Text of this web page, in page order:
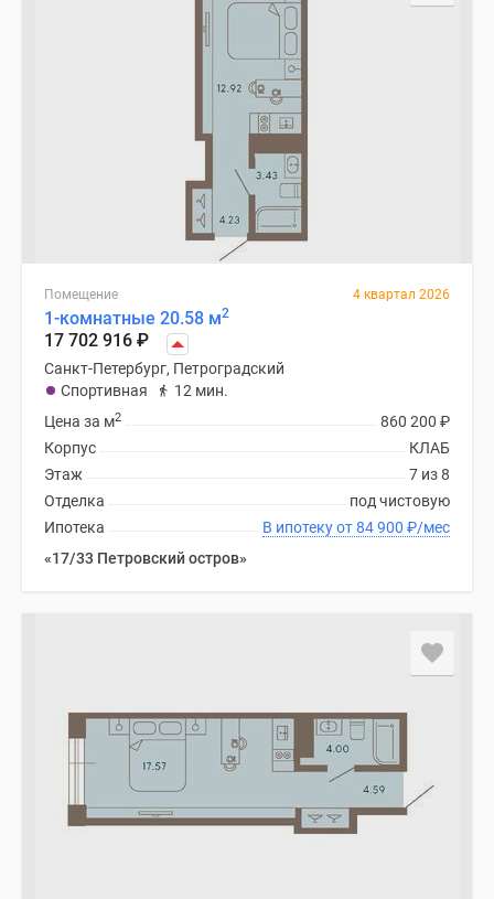
Помещение 4 квартал 2026
1-комнатные 20.58 м2
17 702 916 ₽
Санкт-Петербург, Петроградский
Спортивная
12 мин.
860 200 ₽
Цена за м2
КЛАБ
Корпус
7 из 8
Этаж
под чистовую
Отделка
В ипотеку от 84 900 ₽/мес
Ипотека
«17/33 Петровский остров»